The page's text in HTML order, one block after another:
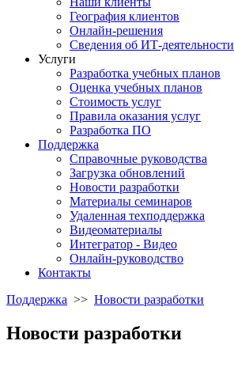
География клиентов
Онлайн-решения
Сведения об ИТ-деятельности
Услуги
Разработка учебных планов
Оценка учебных планов
Стоимость услуг
Правила оказания услуг
Разработка ПО
Поддержка
Справочные руководства
Загрузка обновлений
Новости разработки
Материалы семинаров
Удаленная техподдержка
Видеоматериалы
Интегратор - Видео
Онлайн-руководство
Контакты
Поддержка >> Новости разработки
Новости разработки